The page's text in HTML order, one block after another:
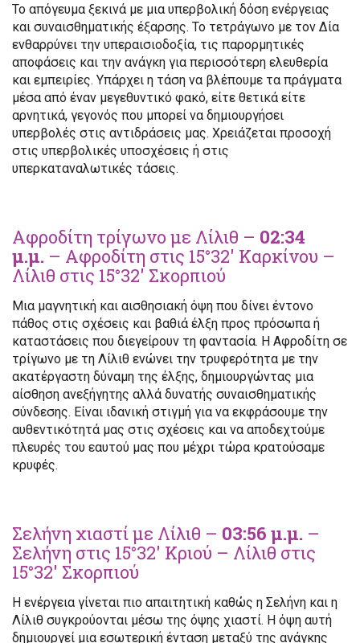
Το απόγευμα ξεκινά με μια υπερβολική δόση ενέργειας
και συναισθηματικής έξαρσης. Το τετράγωνο με τον Δία
ενθαρρύνει την υπεραισιοδοξία, τις παρορμητικές
αποφάσεις και την ανάγκη για περισσότερη ελευθερία
και εμπειρίες. Υπάρχει η τάση να βλέπουμε τα πράγματα
μέσα από έναν μεγεθυντικό φακό, είτε θετικά είτε
αρνητικά, γεγονός που μπορεί να δημιουργήσει
υπερβολές στις αντιδράσεις μας. Χρειάζεται προσοχή
στις υπερβολικές υποσχέσεις ή στις
υπερκαταναλωτικές τάσεις.
Αφροδίτη τρίγωνο με Λίλιθ – 02:34
μ.μ. – Αφροδίτη στις 15°32′ Καρκίνου –
Λίλιθ στις 15°32′ Σκορπιού
Μια μαγνητική και αισθησιακή όψη που δίνει έντονο
πάθος στις σχέσεις και βαθιά έλξη προς πρόσωπα ή
καταστάσεις που διεγείρουν τη φαντασία. Η Αφροδίτη σε
τρίγωνο με τη Λίλιθ ενώνει την τρυφερότητα με την
ακατέργαστη δύναμη της έλξης, δημιουργώντας μια
αίσθηση ανεξήγητης αλλά δυνατής συναισθηματικής
σύνδεσης. Είναι ιδανική στιγμή για να εκφράσουμε την
αυθεντικότητά μας στις σχέσεις και να αποδεχτούμε
πλευρές του εαυτού μας που μέχρι τώρα κρατούσαμε
κρυφές.
Σελήνη χιαστί με Λίλιθ – 03:56 μ.μ. –
Σελήνη στις 15°32′ Κριού – Λίλιθ στις
15°32′ Σκορπιού
Η ενέργεια γίνεται πιο απαιτητική καθώς η Σελήνη και η
Λίλιθ συγκρούονται μέσω της όψης χιαστί. Η όψη αυτή
δημιουργεί μια εσωτερική ένταση μεταξύ της ανάγκης